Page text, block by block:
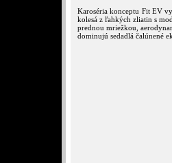
Karoséria konceptu Fit EV
kolesá z ľahkých zliatin s
prednou mriežkou,
dominujú sedadlá čalúnené